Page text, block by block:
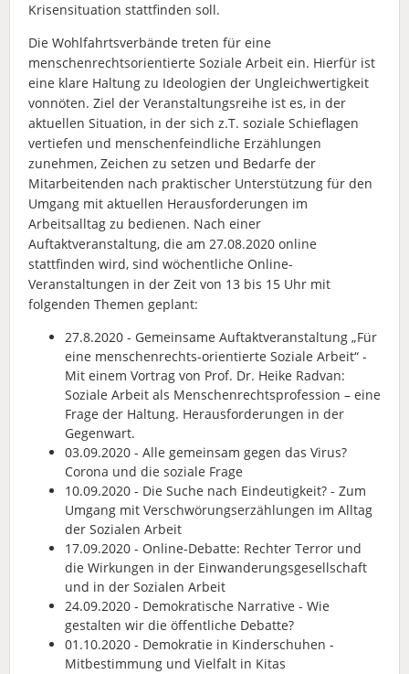
Krisensituation stattfinden soll.
Die Wohlfahrtsverbände treten für eine
menschenrechtsorientierte Soziale Arbeit ein. Hierfür ist
eine klare Haltung zu Ideologien der Ungleichwertigkeit
vonnöten. Ziel der Veranstaltungsreihe ist es, in der
aktuellen Situation, in der sich z.T. soziale Schieflagen
vertiefen und menschenfeindliche Erzählungen
zunehmen, Zeichen zu setzen und Bedarfe der
Mitarbeitenden nach praktischer Unterstützung für den
Umgang mit aktuellen Herausforderungen im
Arbeitsalltag zu bedienen. Nach einer
Auftaktveranstaltung, die am 27.08.2020 online
stattfinden wird, sind wöchentliche Online-
Veranstaltungen in der Zeit von 13 bis 15 Uhr mit
folgenden Themen geplant:
27.8.2020 - Gemeinsame Auftaktveranstaltung „Für
eine menschenrechts-orientierte Soziale Arbeit“ -
Mit einem Vortrag von Prof. Dr. Heike Radvan:
Soziale Arbeit als Menschenrechtsprofession – eine
Frage der Haltung. Herausforderungen in der
Gegenwart.
03.09.2020 - Alle gemeinsam gegen das Virus?
Corona und die soziale Frage
10.09.2020 - Die Suche nach Eindeutigkeit? - Zum
Umgang mit Verschwörungserzählungen im Alltag
der Sozialen Arbeit
17.09.2020 - Online-Debatte: Rechter Terror und
die Wirkungen in der Einwanderungsgesellschaft
und in der Sozialen Arbeit
24.09.2020 - Demokratische Narrative - Wie
gestalten wir die öffentliche Debatte?
01.10.2020 - Demokratie in Kinderschuhen -
Mitbestimmung und Vielfalt in Kitas